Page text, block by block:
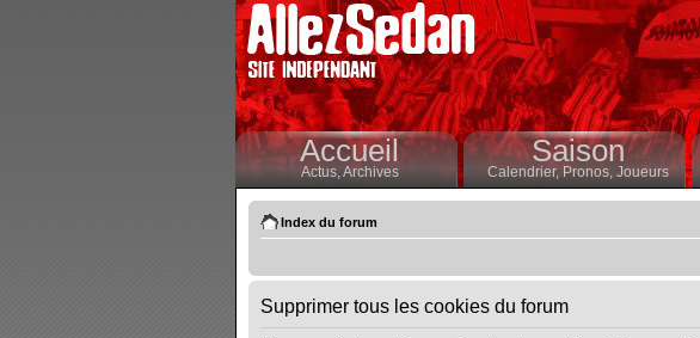
Accueil
Actus,Archives
Saison
Calendrier,Pronos, Joueurs
Index du forum
Supprimer tous les cookies du forum